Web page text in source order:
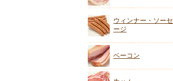
ウィンナー・ソーセ
ージ
ベーコン